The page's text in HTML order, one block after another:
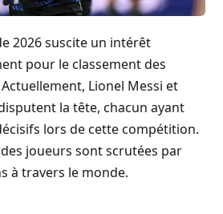
2026 suscite un intérêt
pour le classement des
Lionel Messi et
la tête, chacun ayant
lors de cette compétition.
joueurs sont scrutées par
à travers le monde.